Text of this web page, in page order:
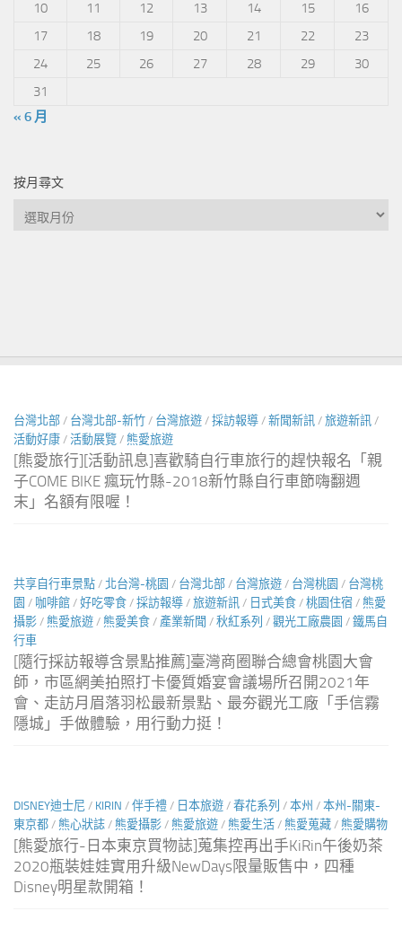
10
11 12 13 14 15
16
17
18 19 20 21 22
23
24
25 26 27 28 29
30
31
« 6 月
按月尋文
按
台灣北部 / 台灣北部-新竹 / 台灣旅遊 / 採訪報導 / 新聞新訊 / 旅遊新訊 /
活動好康 / 活動展覽 / 熊愛旅遊
[熊愛旅行][活動訊息]喜歡騎自行車旅行的趕快報名「親
子COME BIKE 瘋玩竹縣-2018新竹縣自行車節嗨翻週
末」名額有限喔！
共享自行車景點 / 北台灣-桃園 / 台灣北部 / 台灣旅遊 / 台灣桃園 / 台灣桃
園 / 咖啡館 / 好吃零食 / 採訪報導 / 旅遊新訊 / 日式美食 / 桃園住宿 / 熊愛
攝影 / 熊愛旅遊 / 熊愛美食 / 產業新聞 / 秋紅系列 / 觀光工廠農園 / 鐵馬自
行車
[隨行採訪報導含景點推薦]臺灣商圈聯合總會桃園大會
師，市區網美拍照打卡優質婚宴會議場所召開2021年
會、走訪月眉落羽松最新景點、最夯觀光工廠「手信霧
隱城」手做體驗，用行動力挺！
DISNEY迪士尼 / KIRIN / 伴手禮 / 日本旅遊 / 春花系列 / 本州 / 本州-關東-
東京都 / 熊心狀誌 / 熊愛攝影 / 熊愛旅遊 / 熊愛生活 / 熊愛蒐藏 / 熊愛購物
[熊愛旅行-日本東京買物誌]蒐集控再出手KiRin午後奶茶
2020瓶裝娃娃實用升級NewDays限量販售中，四種
Disney明星款開箱！